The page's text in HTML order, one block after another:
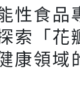
性食品
索「花
康領域